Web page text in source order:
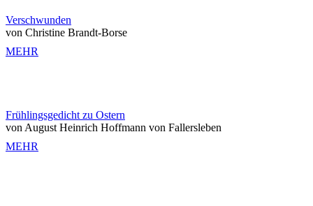
Verschwunden
von Christine Brandt-Borse
MEHR
Frühlingsgedicht zu Ostern
von August Heinrich Hoffmann von Fallersleben
MEHR